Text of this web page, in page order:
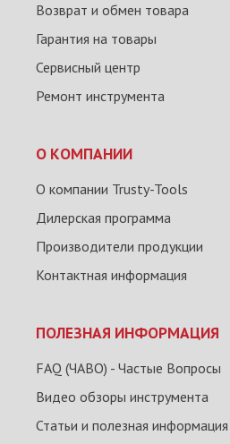
Возврат и обмен товара
Гарантия на товары
Сервисный центр
Ремонт инструмента
О КОМПАНИИ
О компании Trusty-Tools
Дилерская программа
Производители продукции
Контактная информация
ПОЛЕЗНАЯ ИНФОРМАЦИЯ
FAQ (ЧАВО) - Частые Вопросы
Видео обзоры инструмента
Статьи и полезная информация